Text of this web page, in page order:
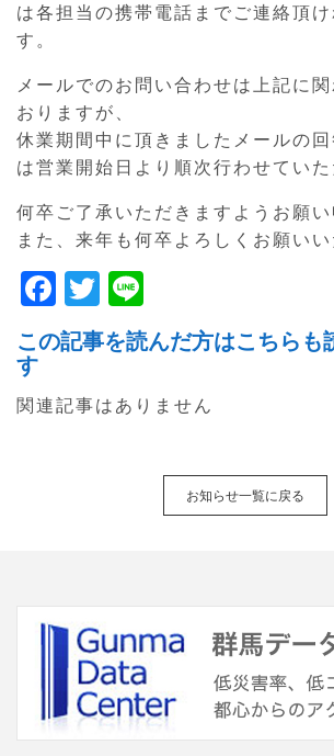
は各担当の携帯電話までご連絡頂け
す。
メールでのお問い合わせは上記に
おりますが、
休業期間中に頂きましたメールの
は営業開始日より順次行わせていた
何卒ご了承いただきますようお願い
また、来年も何卒よろしくお願いい
F
a
c
e
b
T
w
itt
er
n
e
この記事を読んだ方はこちらも
す
関連記事はありません
お知らせ一覧に戻る